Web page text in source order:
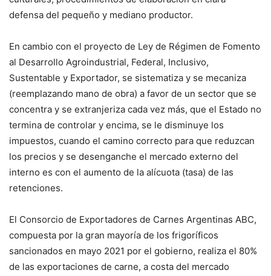
defensa del pequeño y mediano productor.
En cambio con el proyecto de Ley de Régimen de Fomento
al Desarrollo Agroindustrial, Federal, Inclusivo,
Sustentable y Exportador, se sistematiza y se mecaniza
(reemplazando mano de obra) a favor de un sector que se
concentra y se extranjeriza cada vez más, que el Estado no
termina de controlar y encima, se le disminuye los
impuestos, cuando el camino correcto para que reduzcan
los precios y se desenganche el mercado externo del
interno es con el aumento de la alícuota (tasa) de las
retenciones.
El Consorcio de Exportadores de Carnes Argentinas ABC,
compuesta por la gran mayoría de los frigoríficos
sancionados en mayo 2021 por el gobierno, realiza el 80%
de las exportaciones de carne, a costa del mercado